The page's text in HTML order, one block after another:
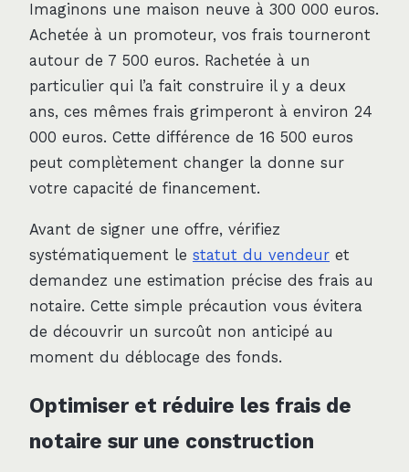
Imaginons une maison neuve à 300 000 euros.
Achetée à un promoteur, vos frais tourneront
autour de 7 500 euros. Rachetée à un
particulier qui l’a fait construire il y a deux
ans, ces mêmes frais grimperont à environ 24
000 euros. Cette différence de 16 500 euros
peut complètement changer la donne sur
votre capacité de financement.
Avant de signer une offre, vérifiez
systématiquement le statut du vendeur et
demandez une estimation précise des frais au
notaire. Cette simple précaution vous évitera
de découvrir un surcoût non anticipé au
moment du déblocage des fonds.
Optimiser et réduire les frais de
notaire sur une construction